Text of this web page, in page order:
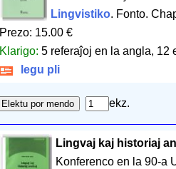
Lingvistiko. Fonto.
Prezo: 15.00 €
Klarigo: 5 referaĵoj en la angla, 12
legu pli
ekz.
Lingvaj kaj historiaj
Konferenco en la 90-a